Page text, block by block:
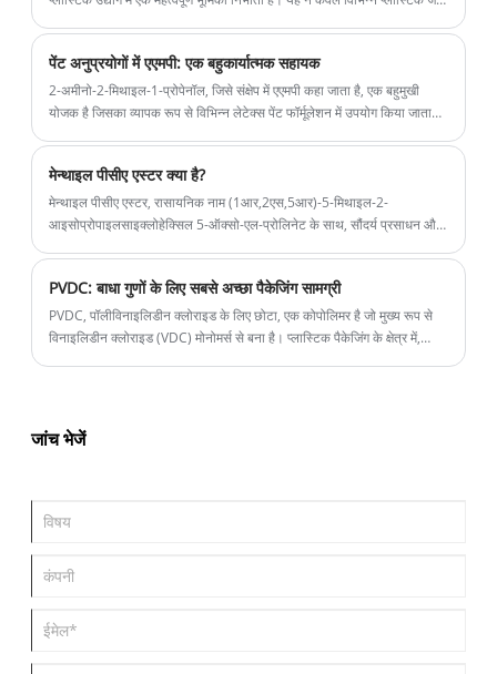
लचीलेपन और प्रक्रियात्मकता को बढ़ाने में भी उत्कृष्ट है।
पेंट अनुप्रयोगों में एएमपी: एक बहुकार्यात्मक सहायक
2-अमीनो-2-मिथाइल-1-प्रोपेनॉल, जिसे संक्षेप में एएमपी कहा जाता है, एक बहुमुखी
योजक है जिसका व्यापक रूप से विभिन्न लेटेक्स पेंट फॉर्मूलेशन में उपयोग किया जाता
मेन्थाइल पीसीए एस्टर क्या है?
मेन्थाइल पीसीए एस्टर, रासायनिक नाम (1आर,2एस,5आर)-5-मिथाइल-2-
आइसोप्रोपाइलसाइक्लोहेक्सिल 5-ऑक्सो-एल-प्रोलिनेट के साथ, सौंदर्य प्रसाधन और
भागों (तने, शाखाएं, पत्तियां और पुष्पक्रम) से प्राप्त होता है, जैसे मेंथा हैप्लोकैलिक्स,
जिसे आमतौर पर पेपरमिंट के रूप में जाना जाता है। यह पुदीने की हल्की सुगंध के साथ
हल्के पीले पारदर्शी तरल के रूप में दिखाई देता है।
PVDC: बाधा गुणों के लिए सबसे अच्छा पैकेजिंग सामग्री
PVDC, पॉलीविनाइलिडीन क्लोराइड के लिए छोटा, एक कोपोलिमर है जो मुख्य रूप से
विनाइलिडीन क्लोराइड (VDC) मोनोमर्स से बना है। प्लास्टिक पैकेजिंग के क्षेत्र में,
जांच भेजें